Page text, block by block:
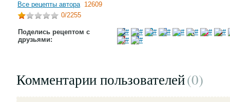
Все рецепты автора 12609
0/2255
Поделись рецептом с
друзьями:
Комментарии пользователей(0)